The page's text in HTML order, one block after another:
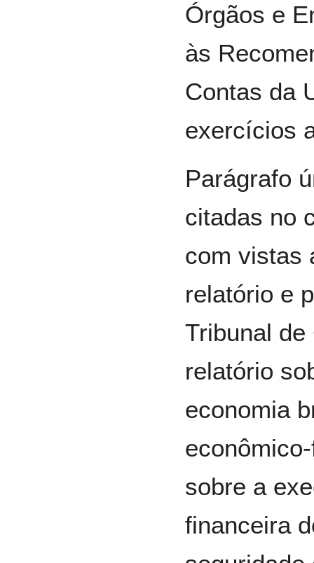
Órgãos e
às
Contas da
exercícios
Parágrafo
citadas no
com vistas
relatório e
Tribunal
relatório
economia
sobre a
financeira